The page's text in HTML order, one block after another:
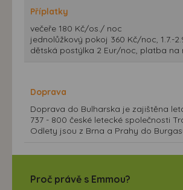
Příplatky
večeře 180 Kč/os./ noc
jednolůžkový pokoj 360 Kč/noc, 1.7.-
dětská postýlka 2 Eur/noc, platba na
Doprava
Doprava do Bulharska je zajištěna
737 - 800 české letecké společnosti
Odlety jsou z Brna a Prahy do
Proč právě s Emmou?